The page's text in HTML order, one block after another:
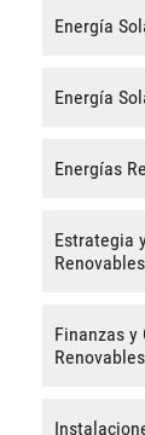
Energía
Energía
Energías
Estrategia
Renovables
Finanzas y